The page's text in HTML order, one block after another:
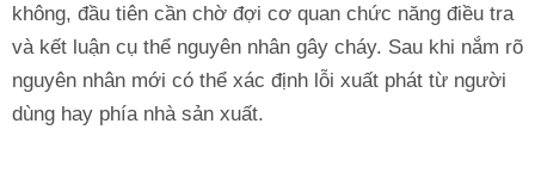
không, đầu tiên cần chờ đợi cơ quan chức năng điều tra
và kết luận cụ thể nguyên nhân gây cháy. Sau khi nắm rõ
nguyên nhân mới có thể xác định lỗi xuất phát từ người
dùng hay phía nhà sản xuất.